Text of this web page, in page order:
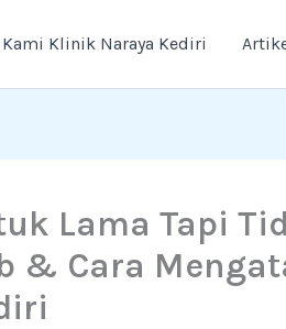
Kami Klinik Naraya Kediri
Lama Tapi
& Cara